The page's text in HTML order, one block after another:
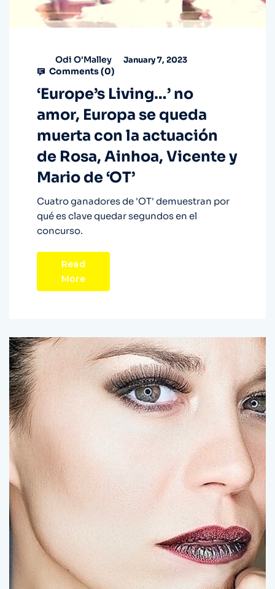
Odi O'Malley January 7, 2023
Comments (0)
‘Europe’s Living…’ no
amor, Europa se queda
muerta con la actuación
de Rosa, Ainhoa, Vicente y
Mario de ‘OT’
Cuatro ganadores de 'OT' demuestran por
qué es clave quedar segundos en el
concurso.
Read
More